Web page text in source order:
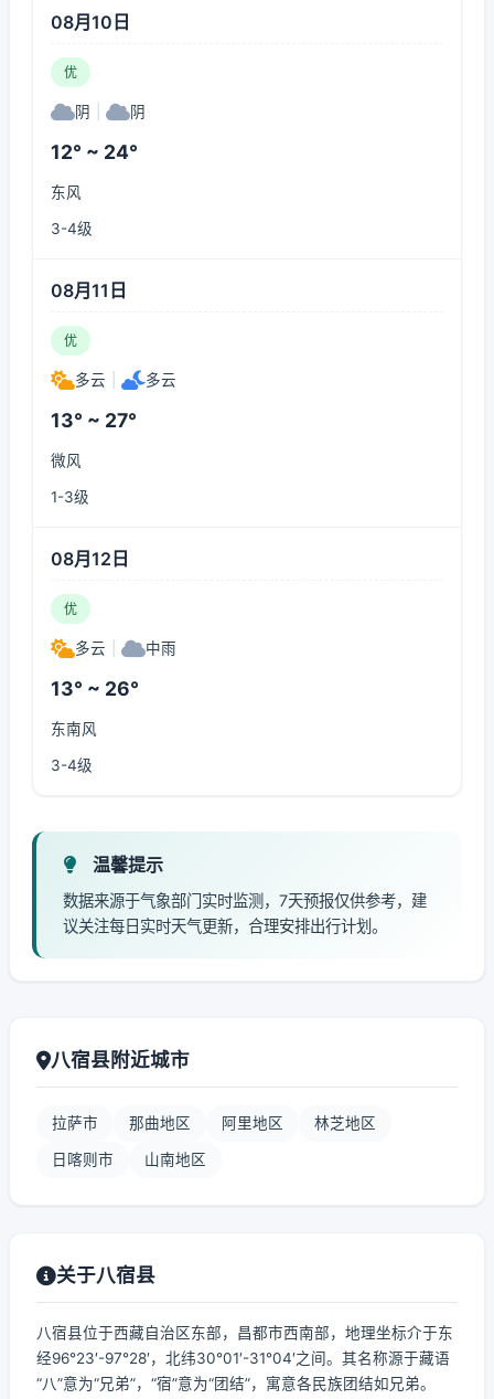
08月10日
优
阴 阴
12° ~ 24°
东风
3-4级
08月11日
优
多云 多云
13° ~ 27°
微风
1-3级
08月12日
优
多云 中雨
13° ~ 26°
东南风
3-4级
温馨提示
数据来源于气象部门实时监测，7天预报仅供参考，建
议关注每日实时天气更新，合理安排出行计划。
八宿县附近城市
拉萨市 那曲地区 阿里地区 林芝地区
日喀则市 山南地区
关于八宿县
八宿县位于西藏自治区东部，昌都市西南部，地理坐标介于东
经96°23′-97°28′，北纬30°01′-31°04′之间。其名称源于藏语
“八”意为“兄弟”，“宿”意为“团结”，寓意各民族团结如兄弟。